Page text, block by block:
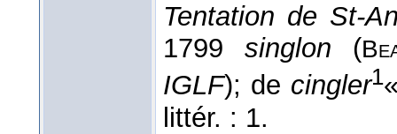
Tentation de St-
1799 singlon (
IGLF); de cingler1
littér. : 1.